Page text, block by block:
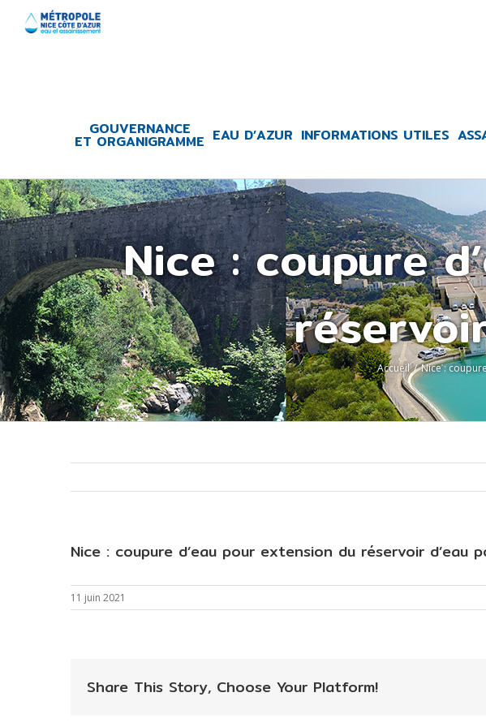
GOUVERNANCE
ET ORGANIGRAMME EAU D’AZUR INFORMATIONS UTILES
Nice : coupure
Accueil / Nice :
Nice : coupure d’eau pour extension du réservoir d’eau
11 juin 2021
Share This Story, Choose Your Platform!